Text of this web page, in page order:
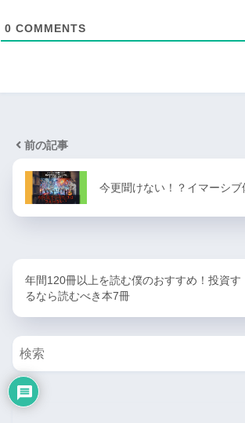
0 COMMENTS
前の記事
今更聞けない！？イマーシブ
年間120冊以上を読む僕のおすすめ！投資す
るなら読むべき本7冊